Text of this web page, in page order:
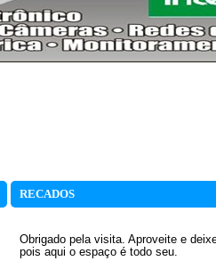
RECADOS
Obrigado pela visita. Aproveite e
pois aqui o espaço é todo seu.